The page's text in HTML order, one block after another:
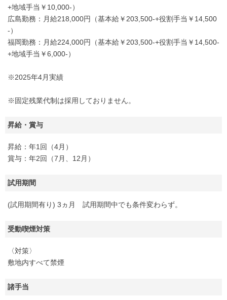
+地域手当￥10,000-）
広島勤務：月給218,000円（基本給￥203,500-+役割手当￥14,500
-）
福岡勤務：月給224,000円（基本給￥203,500-+役割手当￥14,500-
+地域手当￥6,000-）
※2025年4月実績
※固定残業代制は採用しておりません。
昇給・賞与
昇給：年1回（4月）
賞与：年2回（7月、12月）
試用期間
(試用期間有り) 3ヵ月 試用期間中でも条件変わらず。
受動喫煙対策
〈対策〉
敷地内すべて禁煙
諸手当